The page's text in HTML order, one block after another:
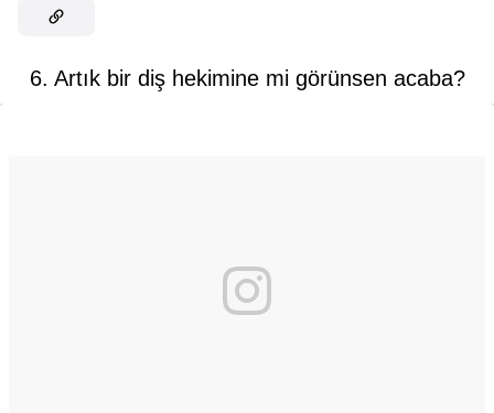
6. Artık bir diş hekimine mi görünsen acaba?